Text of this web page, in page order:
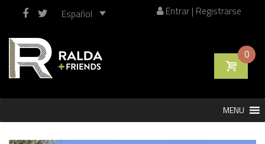
Español Entrar | Registrarse
0
Saltar
MENU